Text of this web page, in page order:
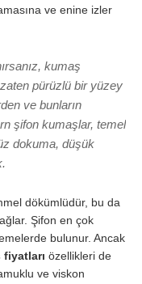
ve enine izler
kumaş
pürüzlü bir yüzey
ve bunların
şifon kumaşlar, temel
dokuma, düşük
dökümlüdür, bu da
Şifon en çok
bulunur. Ancak
özellikleri de
ve viskon